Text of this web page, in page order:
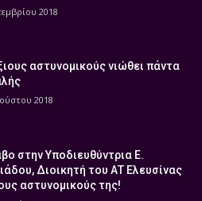
2018
αστυνομικούς νιώθει πάντα
2018
στην Υποδιευθύντρια Ε.
Διοικητή του ΑΤ Ελευσίνας
αστυνομικούς της!